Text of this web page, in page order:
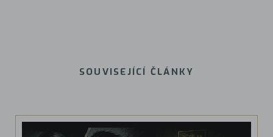
SOUVISEJÍCÍ ČLÁNKY